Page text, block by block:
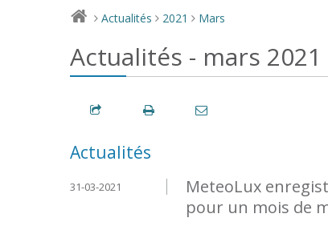
> Actualités > 2021 > Mars
Actualités - mars 2021
Actualités
MeteoLux
pour un mois de
31-03-2021